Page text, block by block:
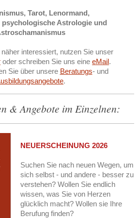
Tarot, Lenormand,
psychologische Astrologie und
interessiert, nutzen Sie unser
oder schreiben Sie uns eine eMail.
Sie über unsere Beratungs- und
.
& Angebote im Einzelnen:
NEUERSCHEINUNG 2026
Suchen Sie nach neuen Wegen, um
sich selbst - und andere - besser zu
verstehen? Wollen Sie endlich
wissen, was Sie von Herzen
glücklich macht? Wollen sie Ihre
Berufung finden?